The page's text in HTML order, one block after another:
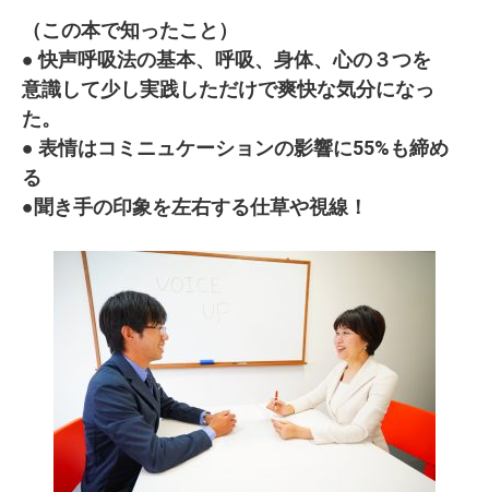
（この本で知ったこと）
● 快声呼吸法の基本、呼吸、身体、心の３つを
意識して少し実践しただけで爽快な気分になっ
た。
● 表情はコミニュケーションの影響に55%も締め
る
●聞き手の印象を左右する仕草や視線！